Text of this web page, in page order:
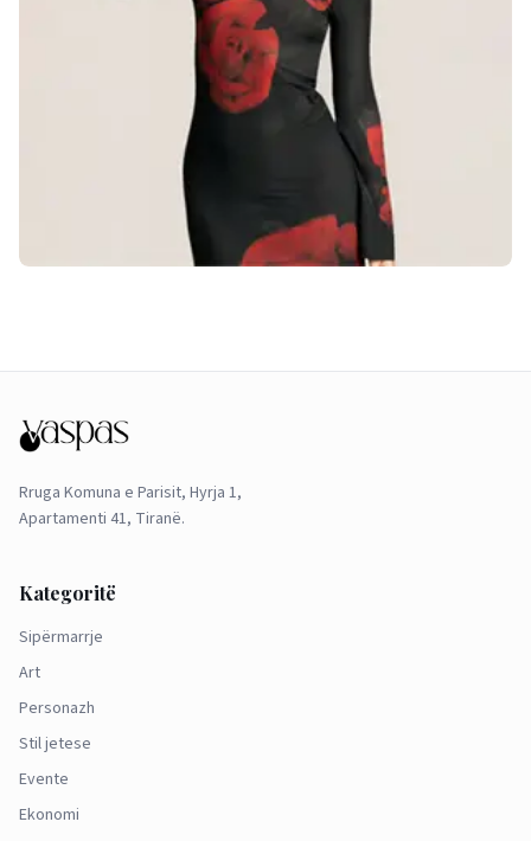
Rruga Komuna e Parisit, Hyrja 1,
Apartamenti 41, Tiranë.
Kategoritë
Sipërmarrje
Art
Personazh
Stil jetese
Evente
Ekonomi